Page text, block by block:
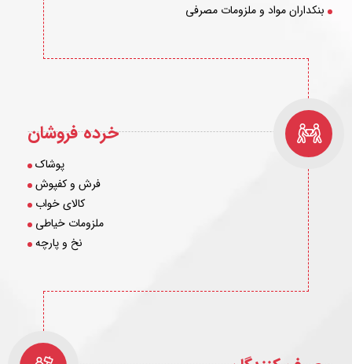
بنکداران مواد و ملزومات مصرفی
خرده فروشان
پوشاک
فرش و کفپوش
کالای خواب
ملزومات خیاطی
نخ و پارچه